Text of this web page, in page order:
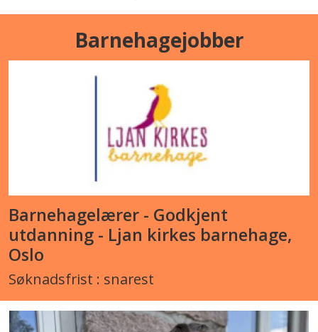
Barnehagejobber
Barnehagelærer - Godkjent
utdanning - Ljan kirkes barnehage,
Oslo
Søknadsfrist : snarest